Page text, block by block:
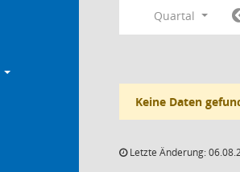
Quartal
Keine Daten
Letzte Änderung: